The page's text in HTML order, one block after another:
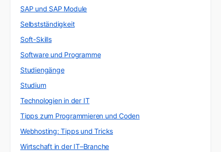
SAP und SAP Module
Selbstständigkeit
Soft-Skills
Software und Programme
Studiengänge
Studium
Technologien in der IT
Tipps zum Programmieren und Coden
Webhosting: Tipps und Tricks
Wirtschaft in der IT–Branche